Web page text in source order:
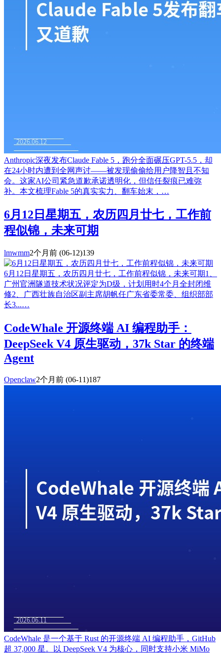
Anthropic深夜发布Claude Fable 5，跑分全面碾压GPT-5.5，却
在24小时内遭到全网声讨——被发现偷偷给用户降智且不知
会。这家AI公司紧急道歉承诺透明化，但信任裂痕已难弥
补。本文梳理Fable 5的真实实力、翻车始末，…
6月12日星期五，农历四月廿七，工作前
程似锦，未来可期
lmwmm2个月前 (06-12)139
6月12日星期五，农历四月廿七，工作前程似锦，未来可期1、
广州官洲隧道技术状况评定为D级，计划用时4个月全封闭维
修2、广西壮族自治区副主席胡帆任广东省委常委、组织部部
长3...…
CodeWhale 开源终端 AI 编程助手：
DeepSeek V4 原生驱动，37k Star 的终端
Agent
Openclaw2个月前 (06-11)187
CodeWhale 是一个基于 Rust 的开源终端 AI 编程助手，GitHub
超 37,000 星。以 DeepSeek V4 为核心，同时支持小米 MiMo